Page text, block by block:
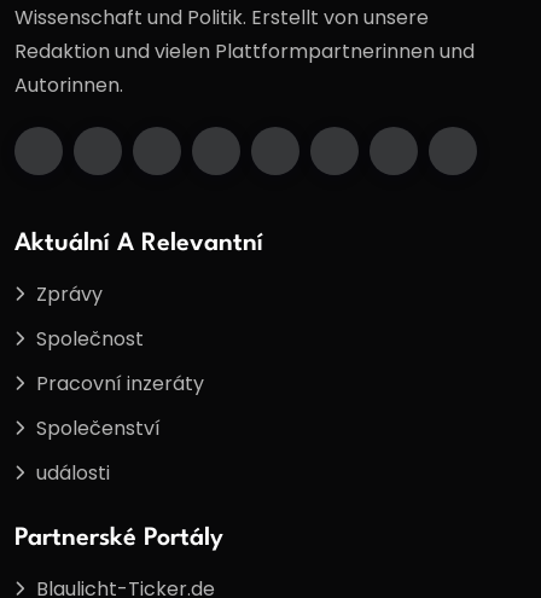
Wissenschaft und Politik. Erstellt von unsere
Redaktion und vielen Plattformpartnerinnen und
Autorinnen.
Aktuální A Relevantní
Zprávy
Společnost
Pracovní inzeráty
Společenství
události
Partnerské Portály
Blaulicht-Ticker.de